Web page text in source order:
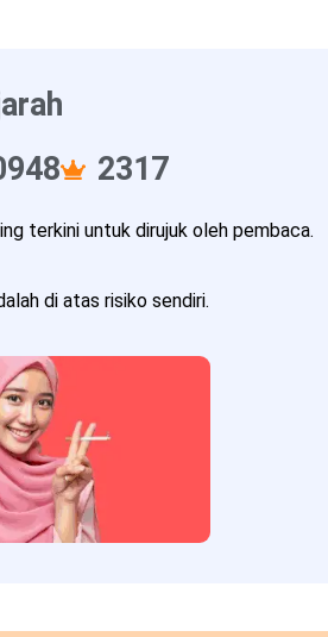
2317
terkini untuk dirujuk oleh pembaca.
di atas risiko sendiri.